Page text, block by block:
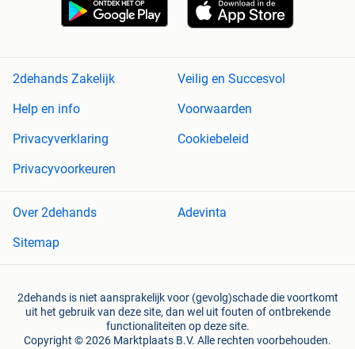
2dehands Zakelijk
Veilig en Succesvol
Help en info
Voorwaarden
Privacyverklaring
Cookiebeleid
Privacyvoorkeuren
Over 2dehands
Adevinta
Sitemap
2dehands is niet aansprakelijk voor (gevolg)schade die voortkomt
uit het gebruik van deze site, dan wel uit fouten of ontbrekende
functionaliteiten op deze site.
Copyright © 2026 Marktplaats B.V. Alle rechten voorbehouden.